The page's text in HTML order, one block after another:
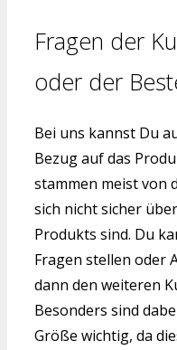
Fragen der
oder der
Bei uns kannst Du
Bezug auf das
stammen meist von
sich nicht sicher
Produkts sind. Du
Fragen stellen oder
dann den weiteren
Besonders sind
Größe wichtig, da